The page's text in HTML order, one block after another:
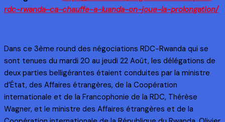
rdc-rwanda-ca-chauffe-a-luanda-on-joue-la-prolongation/
Dans ce 3ème round des négociations RDC-Rwanda qui se
sont tenues du mardi 20 au jeudi 22 Août, les délégations de
deux parties belligérantes étaient conduites par la ministre
d’État, des Affaires étrangères, de la Coopération
internationale et de la Francophonie de la RDC, Thérèse
Wagner, et le ministre des Affaires étrangères et de la